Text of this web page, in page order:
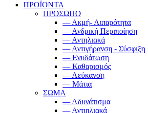
ΠΡΟΪΟΝΤΑ
ΠΡΟΣΩΠΟ
— Ακμή- Λιπαρότητα
— Ανδρική Περιποίηση
— Αντηλιακά
— Αντιγήρανση - Σύσφιξη
— Ενυδάτωση
— Καθαρισμός
— Λεύκανση
— Μάτια
ΣΩΜΑ
— Αδυνάτισμα
— Αντιηλιακά